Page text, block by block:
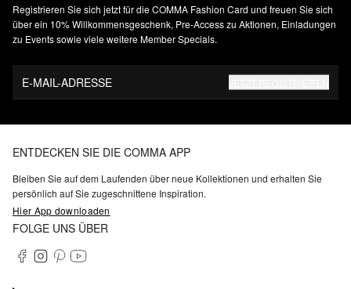
Registrieren Sie sich jetzt für die COMMA Fashion Card und freuen Sie sich
über ein 10% Willkommensgeschenk, Pre-Access zu Aktionen, Einladungen
zu Events sowie viele weitere Member Specials.
E-MAIL-ADRESSE
ENTDECKEN SIE DIE COMMA APP
Bleiben Sie auf dem Laufenden über neue Kollektionen und erhalten Sie
persönlich auf Sie zugeschnittene Inspiration.
Hier App downloaden
FOLGE UNS ÜBER